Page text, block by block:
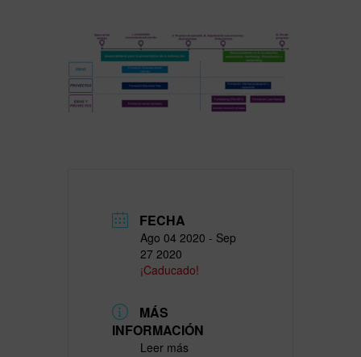
FECHA
Ago 04 2020 - Sep
27 2020
¡Caducado!
MÁS
INFORMACIÓN
Leer más